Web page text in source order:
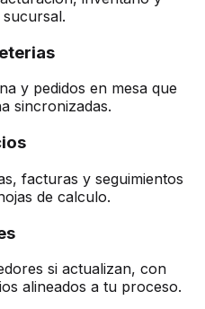
y pedidos en mesa que
sincronizadas.
facturas y seguimientos
de calculo.
si actualizan, con
alineados a tu proceso.